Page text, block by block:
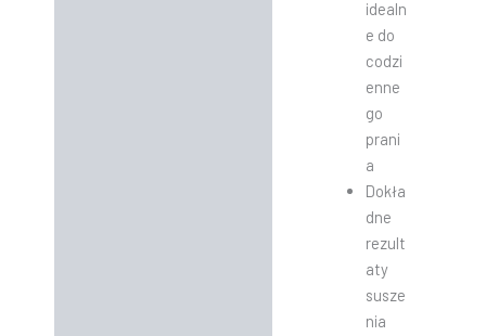
idealn
e do
codzi
enne
go
prani
a
Dokła
dne
rezult
aty
susze
nia